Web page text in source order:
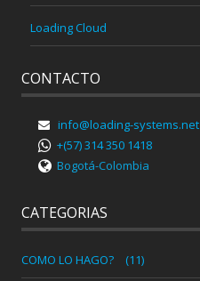
Loading Cloud
CONTACTO
info@loading-systems.net
+(57) 314 350 1418
Bogotá-Colombia
CATEGORIAS
COMO LO HAGO? (11)